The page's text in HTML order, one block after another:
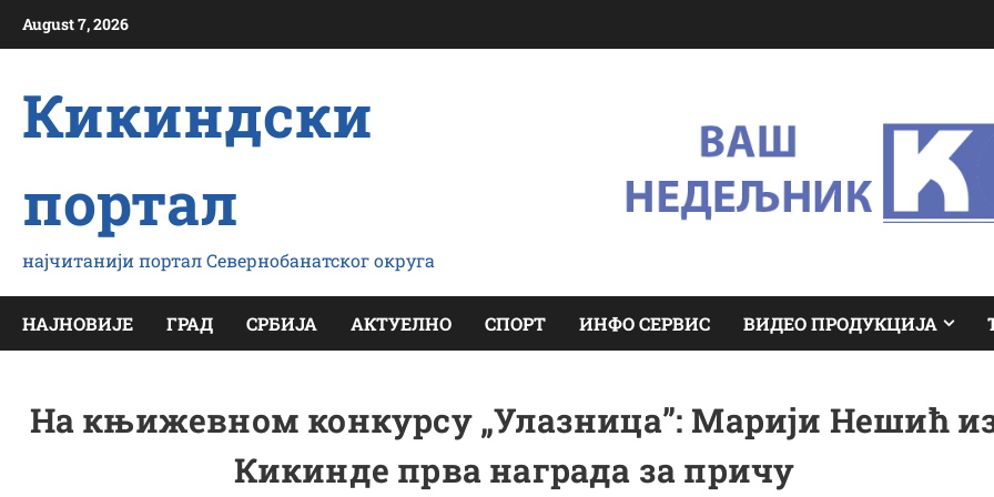
August 7, 2026
Кикиндски
портал
најчитанији портал Севернобанатског округа
НАЈНОВИЈЕ ГРАД СРБИЈА АКТУЕЛНО СПОРТ ИНФО СЕРВИС ВИДЕО ПРОДУКЦИЈА
На књижевном конкурсу „Улазница”: Марији Нешић
Кикинде прва награда за причу